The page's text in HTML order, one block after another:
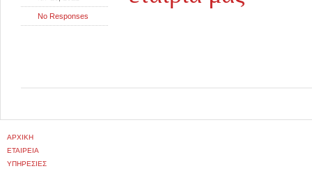
No Responses
ΑΡΧΙΚΉ
ΕΤΑΙΡΕΊΑ
ΥΠΗΡΕΣΊΕΣ